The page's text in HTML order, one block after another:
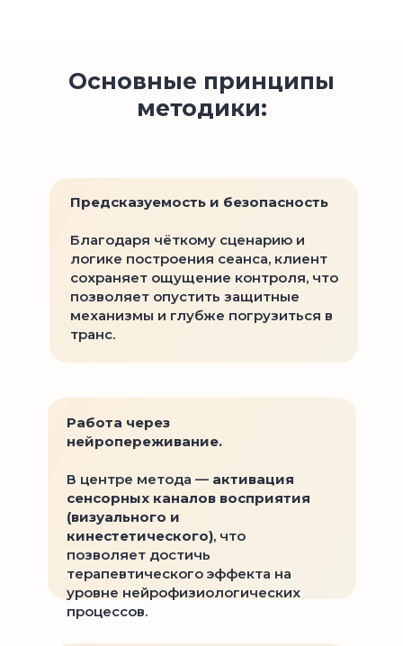
Основные принципы
методики:
Предсказуемость и безопасность
Благодаря чёткому сценарию и
логике построения сеанса, клиент
сохраняет ощущение контроля, что
позволяет опустить защитные
механизмы и глубже погрузиться в
транс.
Работа через
нейропереживание.
В центре метода — активация
сенсорных каналов восприятия
(визуального и
кинестетического), что
позволяет достичь
терапевтического эффекта на
уровне нейрофизиологических
процессов.